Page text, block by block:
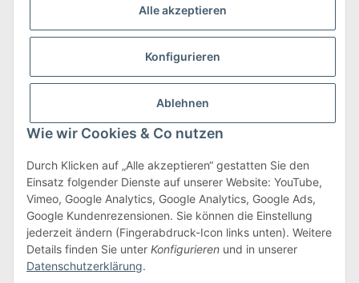
Alle akzeptieren
Konfigurieren
Ablehnen
Wie wir Cookies & Co nutzen
Durch Klicken auf „Alle akzeptieren“ gestatten Sie den
Einsatz folgender Dienste auf unserer Website: YouTube,
Vimeo, Google Analytics, Google Analytics, Google Ads,
Google Kundenrezensionen. Sie können die Einstellung
jederzeit ändern (Fingerabdruck-Icon links unten). Weitere
Details finden Sie unter Konfigurieren und in unserer
Datenschutzerklärung.
mehr zu Versand & Retoure
Gesetzliche Informationen
Vertrag widerrufen